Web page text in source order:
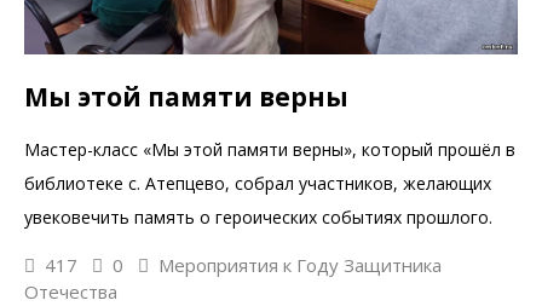
Мы этой памяти верны
Мастер-класс «Мы этой памяти верны», который прошёл в
библиотеке с. Атепцево, собрал участников, желающих
увековечить память о героических событиях прошлого.
417 0
Мероприятия к Году Защитника
Отечества